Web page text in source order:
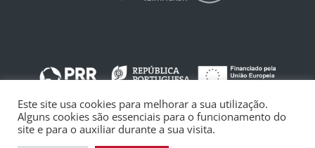
Consulte a nossa Política de Privacidade
Termos e Condições
COPYRIGHT © ISG |
INSTITUTO SUPERIOR DE GESTÃO.
Este site usa cookies para melhorar a sua utilização.
Alguns cookies são essenciais para o funcionamento do
site e para o auxiliar durante a sua visita.